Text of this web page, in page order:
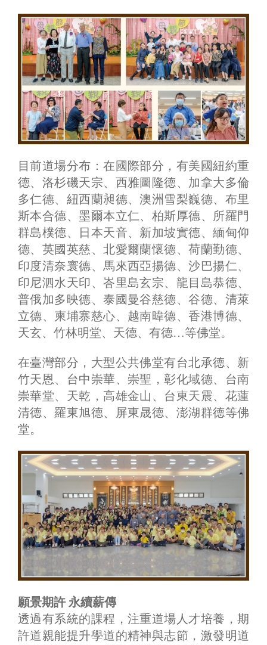
目前道場分布：在國際部分，有美國紐約重
德、洛杉磯天宗、西雅圖隆德、加拿大多倫
多仁德、紐西蘭昶德、澳洲雪梨巍德、布里
斯本合德、墨爾本立仁、柏斯厚德、所羅門
群島樸德、日本天音、新加坡實德、緬甸仰
德、英國英慈、北愛爾蘭懷德、荷蘭勤德、
印度清奈寰德、馬來西亞揚德、沙巴揚仁、
印尼泗水天印、峇里島玄宗、龍目島恭德、
普俄加多映德、泰國曼谷慈德、谷德、清萊
立德、柬埔寨慈心、越南暐德、香港博德、
天玄、竹林明堂、天德、有德…等佛堂。
在臺灣部分，大型公共佛堂有台北承德、新
竹天恩、台中崇華、崇聖，彰化域德、台南
崇華堂、天乾，高雄金山、台東天震、花蓮
清德、羅東旭德、屏東晟德、澎湖群德等佛
堂。
願景期許 永續薪傳
透過有系統的課程，注重道場人才培養，期
許道親能提升學道的精神與志節，激發明道